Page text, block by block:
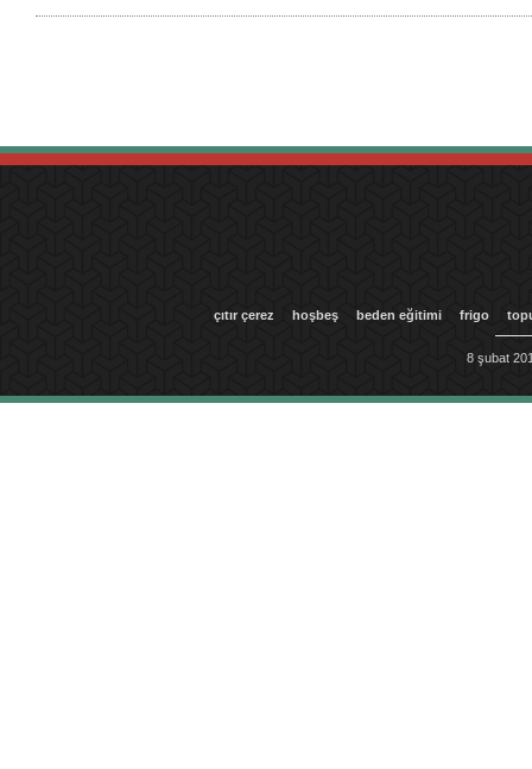
çıtır çerez hoşbeş beden eğitimi frigo
8 şubat